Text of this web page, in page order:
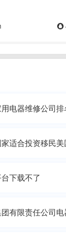
电器维修公司排
适合投资移民美
下载不了
有限责任公司电